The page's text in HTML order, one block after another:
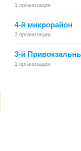
1 организация
4-й микрорайон
3 организации
3-й
1 организация